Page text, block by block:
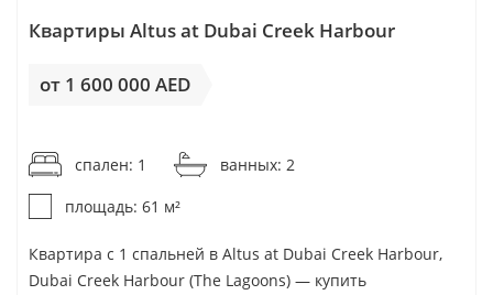
Квартиры Altus at Dubai Creek Harbour
от 1 600 000 AED
спален: 1
ванных: 2
площадь: 61 м²
Квартира с 1 спальней в Altus at Dubai Creek Harbour,
Dubai Creek Harbour (The Lagoons) — купить